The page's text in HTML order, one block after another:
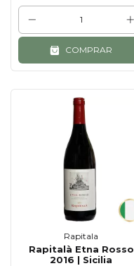
COMPRAR
Rapitala
Rapitalà Etna Rosso
2016 | Sicilia